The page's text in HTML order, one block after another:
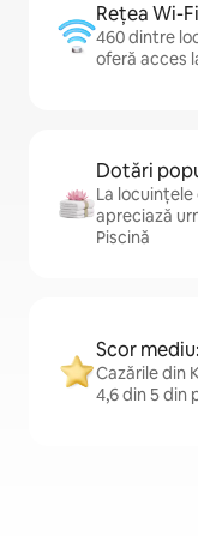
Rețea Wi-Fi
460 dintre
oferă acces
Dotări
La
apreciază
Piscină
Scor
Cazările din
4,6 din 5 din